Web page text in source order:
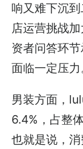
响又难下沉
店运营挑战
资者问答环
面临一定压力
男装方面，
6.4%，占整
也就是说，